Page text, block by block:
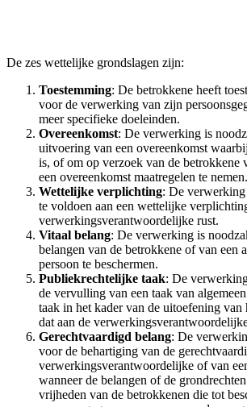
De zes wettelijke grondslagen zijn:
Toestemming: De betrokkene heeft
voor de verwerking van zijn
meer specifieke doeleinden.
Overeenkomst: De verwerking is
uitvoering van een overeenkomst
is, of om op verzoek van de betrokkene
een overeenkomst maatregelen te nemen.
Wettelijke verplichting: De
te voldoen aan een wettelijke
verwerkingsverantwoordelijke rust.
Vitaal belang: De verwerking is
belangen van de betrokkene of van een
persoon te beschermen.
Publiekrechtelijke taak: De
de vervulling van een taak van
taak in het kader van de uitoefening van
dat aan de
Gerechtvaardigd belang: De
voor de behartiging van de
verwerkingsverantwoordelijke of van
wanneer de belangen of de
vrijheden van de betrokkenen die tot